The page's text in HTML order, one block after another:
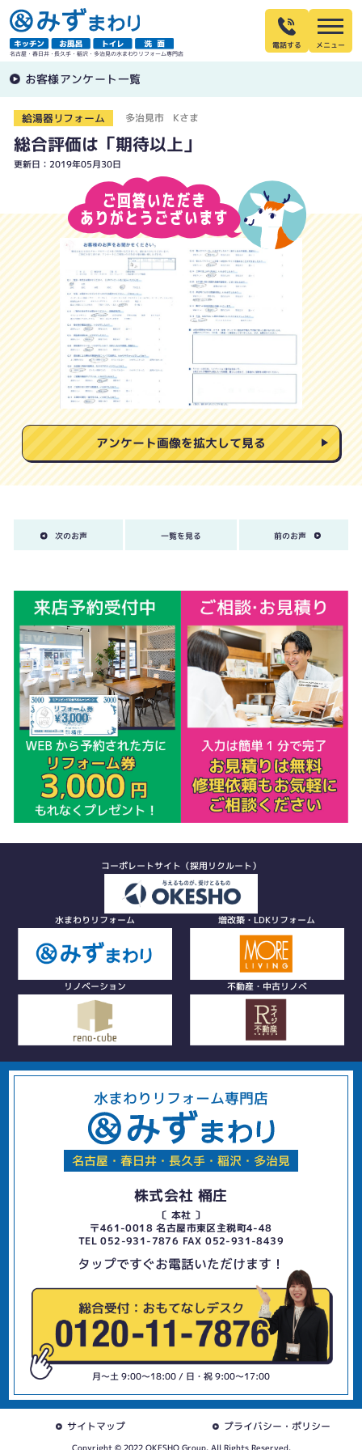
名古屋・春日井・長久手・稲沢・多治見の水まわりリフォーム専門店
電話する
お客様アンケート一覧
給湯器リフォーム 多治見市 Kさま
総合評価は「期待以上」
更新日：2019年05月30日
アンケート画像を拡大して見る
次のお声 一覧を見る 前のお声
コーポレートサイト（採用リクルート）
水まわりリフォーム 増改築・LDKリフォーム
リノベーション 不動産・中古リノベ
水まわりリフォーム専門店
名古屋・春日井・長久手・稲沢・多治見
株式会社 桶庄
〔 本社 〕
〒461-0018 名古屋市東区主税町4-48
TEL 052-931-7876 FAX 052-931-8439
タップですぐお電話いただけます！
月〜土 9:00〜18:00 / 日・祝 9:00〜17:00
サイトマップ プライバシー・ポリシー
Copyright © 2022 OKESHO Group. All Rights Reserved.